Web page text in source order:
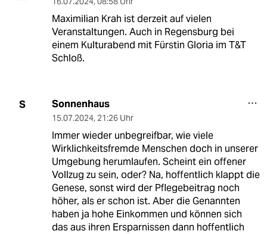
Maximilian Krah ist derzeit auf vielen
Veranstaltungen. Auch in Regensburg bei
einem Kulturabend mit Fürstin Gloria im T&T
Schloß.
S Sonnenhaus
15.07.2024, 21:26 Uhr
Immer wieder unbegreifbar, wie viele
Wirklichkeitsfremde Menschen doch in unserer
Umgebung herumlaufen. Scheint ein offener
Vollzug zu sein, oder? Na, hoffentlich klappt die
Genese, sonst wird der Pflegebeitrag noch
höher, als er schon ist. Aber die Genannten
haben ja hohe Einkommen und können sich
das aus ihren Ersparnissen dann hoffentlich